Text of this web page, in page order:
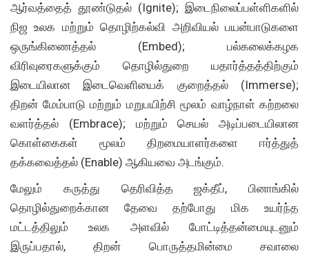
ஆர்வத்தைத் தூண்டுதல் (Ignite); இடைநிலைப்பள்ளிகளில்
நிஜ உலக மற்றும் தொழிற்கல்வி அறிவியல் பயன்பாடுகளை
ஒருங்கிணைத்தல் (Embed); பல்கலைக்கழக
விரிவுரைகளுக்கும் தொழில்துறை யதார்த்தத்திற்கும்
இடையிலான இடைவெளியைக் குறைத்தல் (Immerse);
திறன் மேம்பாடு மற்றும் மறுபயிற்சி மூலம் வாழ்நாள் கற்றலை
வளர்த்தல் (Embrace); மற்றும் செயல் அடிப்படையிலான
கொள்கைகள் மூலம் திறமையாளர்களை ஈர்த்துத்
தக்கவைத்தல் (Enable) ஆகியவை அடங்கும்.
மேலும் கருத்து தெரிவித்த ஜக்தீப், பினாங்கில்
தொழில்துறைக்கான தேவை தற்போது மிக உயர்ந்த
மட்டத்திலும் உலக அளவில் போட்டித்தன்மையுடனும்
இருப்பதால், திறன் பொருத்தமின்மை சவாலை